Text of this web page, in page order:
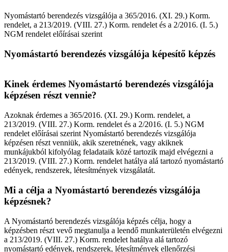
Nyomástartó berendezés vizsgálója a 365/2016. (XI. 29.) Korm.
rendelet, a 213/2019. (VIII. 27.) Korm. rendelet és a 2/2016. (I. 5.)
NGM rendelet előírásai szerint
Nyomástartó berendezés vizsgálója képesítő képzés
Kinek érdemes Nyomástartó berendezés vizsgálója
képzésen részt vennie?
Azoknak érdemes a 365/2016. (XI. 29.) Korm. rendelet, a
213/2019. (VIII. 27.) Korm. rendelet és a 2/2016. (I. 5.) NGM
rendelet előírásai szerint Nyomástartó berendezés vizsgálója
képzésen részt venniük, akik szeretnének, vagy akiknek
munkájukból kifolyólag feladataik közé tartozik majd elvégezni a
213/2019. (VIII. 27.) Korm. rendelet hatálya alá tartozó nyomástartó
edények, rendszerek, létesítmények vizsgálatát.
Mi a célja a Nyomástartó berendezés vizsgálója
képzésnek?
A Nyomástartó berendezés vizsgálója képzés célja, hogy a
képzésben részt vevő megtanulja a leendő munkaterületén elvégezni
a 213/2019. (VIII. 27.) Korm. rendelet hatálya alá tartozó
nyomástartó edények, rendszerek, létesítmények ellenőrzési